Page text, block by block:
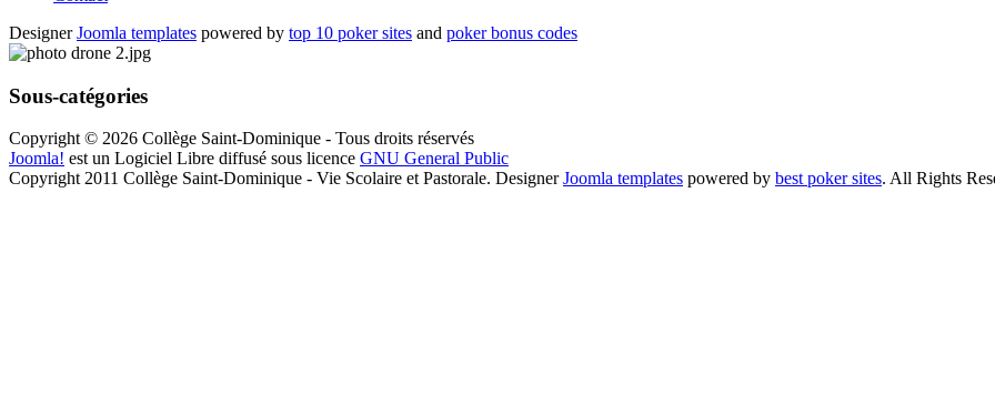
DesignerJoomla templates powered by top 10 poker sites and poker bonus codes
Sous-catégories
Copyright © 2026 Collège Saint-Dominique - Tous droits réservés
Joomla! est un Logiciel Libre diffusé sous licence GNU General Public
Copyright 2011 Collège Saint-Dominique - Vie Scolaire et Pastorale. DesignerJoomla templates powered by best poker sites. All Rights